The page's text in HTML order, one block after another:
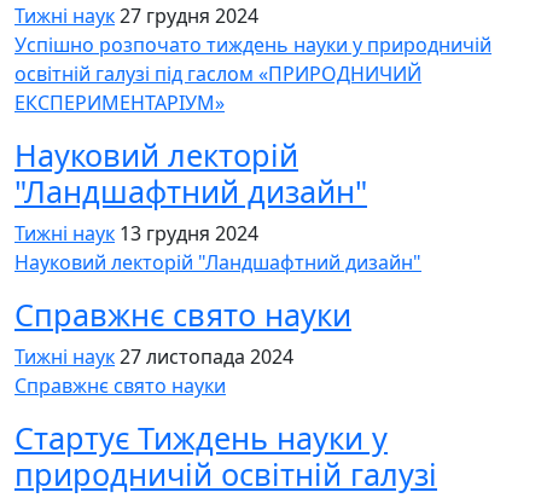
Тижні наук27 грудня 2024
Успішно розпочато тиждень науки у природничій
освітній галузі під гаслом «ПРИРОДНИЧИЙ
ЕКСПЕРИМЕНТАРІУМ»
Науковий лекторій
"Ландшафтний дизайн"
Тижні наук 13 грудня 2024
Науковий лекторій "Ландшафтний дизайн"
Cправжнє свято науки
Тижні наук27 листопада 2024
Cправжнє свято науки
Cтартує Тиждень науки у
природничій освітній галузі